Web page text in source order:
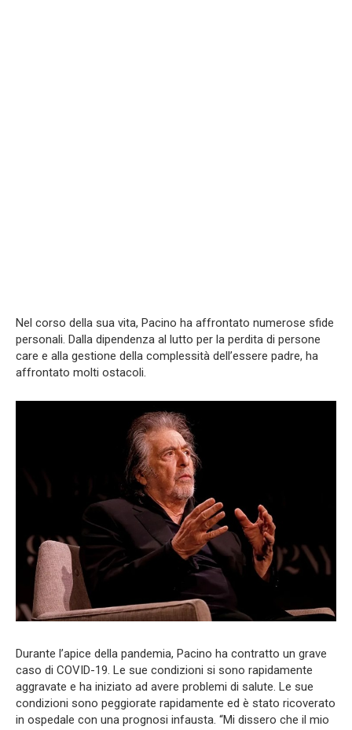
Nel corso della sua vita, Pacino ha affrontato numerose sfide
personali. Dalla dipendenza al lutto per la perdita di persone
care e alla gestione della complessità dell’essere padre, ha
affrontato molti ostacoli.
Durante l’apice della pandemia, Pacino ha contratto un grave
caso di COVID-19. Le sue condizioni si sono rapidamente
aggravate e ha iniziato ad avere problemi di salute. Le sue
condizioni sono peggiorate rapidamente ed è stato ricoverato
in ospedale con una prognosi infausta. “Mi dissero che il mio